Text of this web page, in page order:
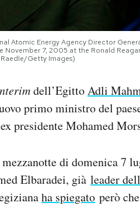
Atomic Energy Agency Director
7, 2005 at the Ronald
Getty Images)
dell’EgittoAdli
primo ministro del
presidente Mohamed
di domenica 7
Elbaradei, già leader
ha spiegato però